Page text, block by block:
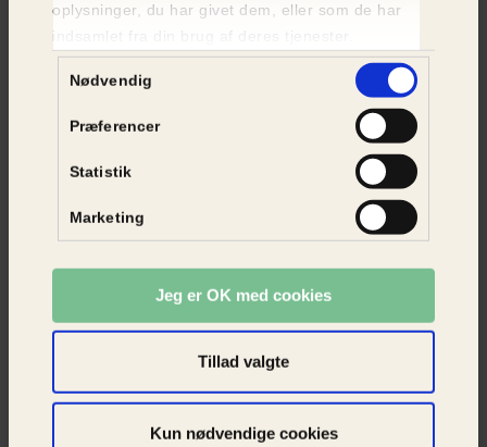
oplysninger, du har givet dem, eller som de har
Nødvendig
Præferencer
Statistik
Marketing
Jeg er OK med cookies
Tillad valgte
Kun nødvendige cookies
Katte til adoption
SE KATTE